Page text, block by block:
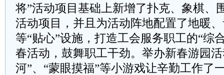
将”活动项目基础上新增了扑克、象棋、
活动项目，并且为活动阵地配置了地暖
等“贴心”设施，打造工会服务职工的“综
春活动，鼓舞职工干劲。举办新春游园
河”、“蒙眼摸福”等小游戏让辛勤工作了